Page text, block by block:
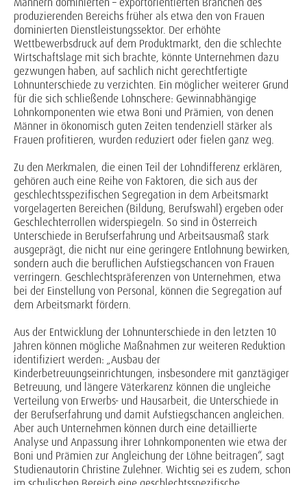
produzierenden Bereichs früher als etwa den von Frauen
dominierten Dienstleistungssektor. Der erhöhte
Wettbewerbsdruck auf dem Produktmarkt, den die schlechte
Wirtschaftslage mit sich brachte, könnte Unternehmen dazu
gezwungen haben, auf sachlich nicht gerechtfertigte
Lohnunterschiede zu verzichten. Ein möglicher weiterer Grund
für die sich schließende Lohnschere: Gewinnabhängige
Lohnkomponenten wie etwa Boni und Prämien, von denen
Männer in ökonomisch guten Zeiten tendenziell stärker als
Frauen profitieren, wurden reduziert oder fielen ganz weg.
Zu den Merkmalen, die einen Teil der Lohndifferenz erklären,
gehören auch eine Reihe von Faktoren, die sich aus der
geschlechtsspezifischen Segregation in dem Arbeitsmarkt
vorgelagerten Bereichen (Bildung, Berufswahl) ergeben oder
Geschlechterrollen widerspiegeln. So sind in Österreich
Unterschiede in Berufserfahrung und Arbeitsausmaß stark
ausgeprägt, die nicht nur eine geringere Entlohnung bewirken,
sondern auch die beruflichen Aufstiegschancen von Frauen
verringern. Geschlechtspräferenzen von Unternehmen, etwa
bei der Einstellung von Personal, können die Segregation auf
dem Arbeitsmarkt fördern.
Aus der Entwicklung der Lohnunterschiede in den letzten 10
Jahren können mögliche Maßnahmen zur weiteren Reduktion
identifiziert werden: „Ausbau der
Kinderbetreuungseinrichtungen, insbesondere mit ganztägiger
Betreuung, und längere Väterkarenz können die ungleiche
Verteilung von Erwerbs- und Hausarbeit, die Unterschiede in
der Berufserfahrung und damit Aufstiegschancen angleichen.
Aber auch Unternehmen können durch eine detaillierte
Analyse und Anpassung ihrer Lohnkomponenten wie etwa der
Boni und Prämien zur Angleichung der Löhne beitragen“, sagt
Studienautorin Christine Zulehner. Wichtig sei es zudem, schon